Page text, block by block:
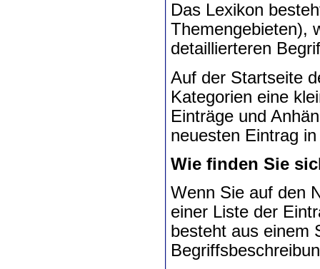
Das Lexikon
Themengebieten),
detaillierteren
Auf der Startseite
Kategorien eine
Einträge und
neuesten Eintrag
Wie finden Sie
Wenn Sie auf den
einer Liste der
besteht aus einem